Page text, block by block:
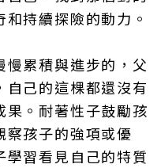
持續探險的動力。
累積與進步的，父
己的這棵都還沒有
果。耐著性子鼓勵孩
察孩子的強項或優
習看見自己的特質